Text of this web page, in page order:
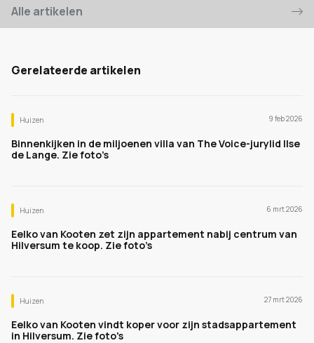
Alle artikelen
Gerelateerde artikelen
Huizen 9 feb 2026
Binnenkijken in de miljoenen villa van The Voice-jurylid Ilse
de Lange. Zie foto’s
Huizen 6 mrt 2026
Eelko van Kooten zet zijn appartement nabij centrum van
Hilversum te koop. Zie foto’s
Huizen 27 mrt 2026
Eelko van Kooten vindt koper voor zijn stadsappartement
in Hilversum. Zie foto's